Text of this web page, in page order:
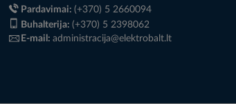
Pardavimai: (+370) 5 2660094
Buhalterija: (+370) 5 2398062
E-mail: administracija@elektrobalt.lt